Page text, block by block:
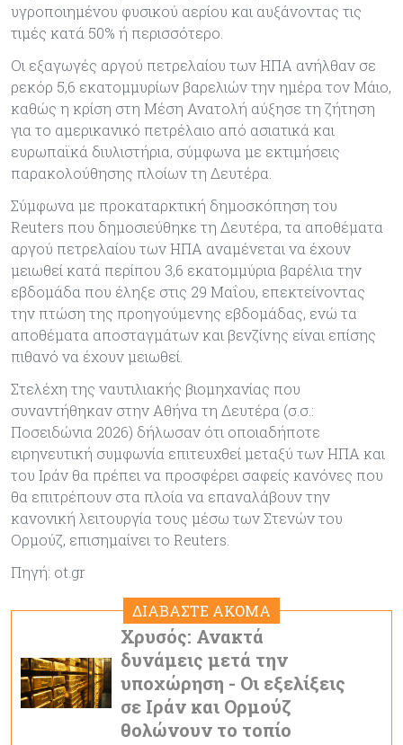
υγροποιημένου φυσικού αερίου και αυξάνοντας τις
τιμές κατά 50% ή περισσότερο.
Οι εξαγωγές αργού πετρελαίου των ΗΠΑ ανήλθαν σε
ρεκόρ 5,6 εκατομμυρίων βαρελιών την ημέρα τον Μάιο,
καθώς η κρίση στη Μέση Ανατολή αύξησε τη ζήτηση
για το αμερικανικό πετρέλαιο από ασιατικά και
ευρωπαϊκά διυλιστήρια, σύμφωνα με εκτιμήσεις
παρακολούθησης πλοίων τη Δευτέρα.
Σύμφωνα με προκαταρκτική δημοσκόπηση του
Reuters που δημοσιεύθηκε τη Δευτέρα, τα αποθέματα
αργού πετρελαίου των ΗΠΑ αναμένεται να έχουν
μειωθεί κατά περίπου 3,6 εκατομμύρια βαρέλια την
εβδομάδα που έληξε στις 29 Μαΐου, επεκτείνοντας
την πτώση της προηγούμενης εβδομάδας, ενώ τα
αποθέματα αποσταγμάτων και βενζίνης είναι επίσης
πιθανό να έχουν μειωθεί.
Στελέχη της ναυτιλιακής βιομηχανίας που
συναντήθηκαν στην Αθήνα τη Δευτέρα (σ.σ.:
Ποσειδώνια 2026) δήλωσαν ότι οποιαδήποτε
ειρηνευτική συμφωνία επιτευχθεί μεταξύ των ΗΠΑ και
του Ιράν θα πρέπει να προσφέρει σαφείς κανόνες που
θα επιτρέπουν στα πλοία να επαναλάβουν την
κανονική λειτουργία τους μέσω των Στενών του
Ορμούζ, επισημαίνει το Reuters.
Πηγή: ot.gr
ΔΙΑΒΑΣΤΕ ΑΚΟΜΑ
Χρυσός: Ανακτά
δυνάμεις μετά την
υποχώρηση - Οι εξελίξεις
σε Ιράν και Ορμούζ
θολώνουν το τοπίο